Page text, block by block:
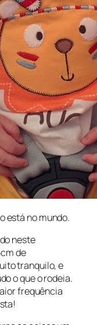
está no mundo.
neste
de
tranquilo, e
o que o rodeia.
frequência